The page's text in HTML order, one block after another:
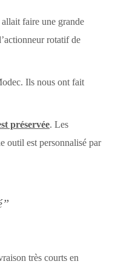
faire une grande
rotatif de
Ils nous ont fait
préservée. Les
outil est personnalisé par
très courts en